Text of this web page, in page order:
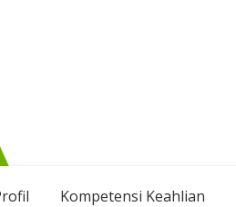
Kompetensi Keahlian